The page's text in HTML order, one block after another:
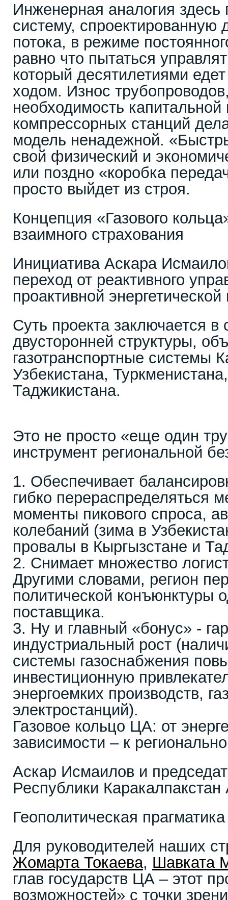
Инженерная аналогия здесь
систему, спроектированную
потока, в режиме
равно что пытаться
который десятилетиями
ходом. Износ
необходимость капитальной
компрессорных станций
модель ненадежной.
свой физический и
или поздно «коробка
просто выйдет из строя.
Концепция «Газового
взаимного страхования
Инициатива Аскара
переход от реактивного
проактивной энергетической
Суть проекта заключается в
двусторонней структуры,
газотранспортные системы
Узбекистана,
Таджикистана.
Это не просто «еще один
инструмент региональной
1. Обеспечивает
гибко перераспределяться
моменты пикового спроса,
колебаний (зима в
провалы в Кыргызстане и
2. Снимает множество
Другими словами, регион
политической конъюнктуры
поставщика.
3. Ну и главный «бонус» -
индустриальный рост
системы газоснабжения
инвестиционную
энергоемких производств,
электростанций).
Газовое кольцо ЦА: от
зависимости – к
Аскар Исмаилов и
Республики
Геополитическая прагматика
Для руководителей наших
Жомарта Токаева, Шавката
глав государств ЦА – этот
возможностей» с точки